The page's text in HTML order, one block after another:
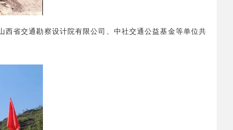
省交通勘察设计院有限公司、中社交通公益基金等单位共